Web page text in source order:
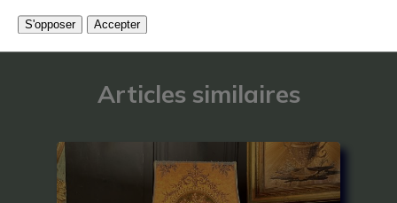
Articles similaires
S'opposer Accepter